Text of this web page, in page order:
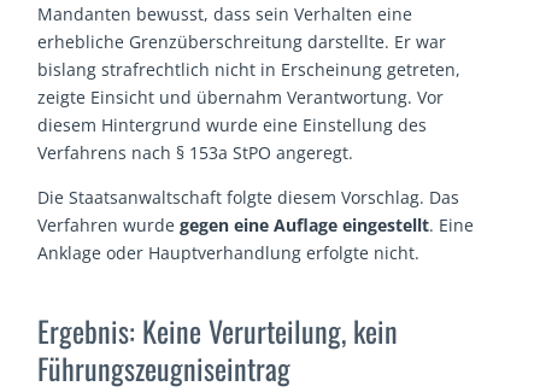
Mandanten bewusst, dass sein Verhalten eine
erhebliche Grenzüberschreitung darstellte. Er war
bislang strafrechtlich nicht in Erscheinung getreten,
zeigte Einsicht und übernahm Verantwortung. Vor
diesem Hintergrund wurde eine Einstellung des
Verfahrens nach § 153a StPO angeregt.
Die Staatsanwaltschaft folgte diesem Vorschlag. Das
Verfahren wurdegegen eine Auflage eingestellt. Eine
Anklage oder Hauptverhandlung erfolgte nicht.
Ergebnis: Keine Verurteilung, kein
Führungszeugniseintrag